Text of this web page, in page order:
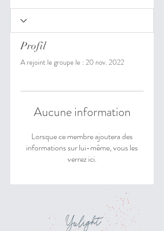
Profil
A rejoint le groupe le : 20 nov. 2022
Aucune information
Lorsque ce membre ajoutera des
informations sur lui-même, vous les
verrez ici.